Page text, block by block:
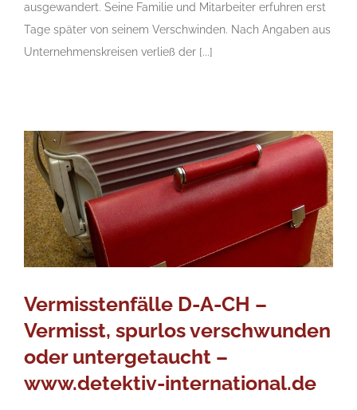
ausgewandert. Seine Familie und Mitarbeiter erfuhren erst
Tage später von seinem Verschwinden. Nach Angaben aus
Unternehmenskreisen verließ der [...]
Vermisstenfälle D-A-CH –
Vermisst, spurlos verschwunden
oder untergetaucht –
www.detektiv-international.de